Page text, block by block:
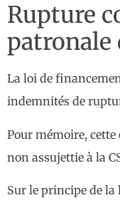
Rupture
patronale
La loi de
indemnités de
Pour mémoire,
non assujettie à la
Sur le principe de